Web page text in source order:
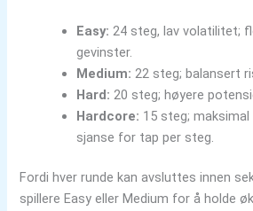
Easy: 24 steg, lav volatilitet;
gevinster.
Medium: 22 steg; balansert
Hard: 20 steg; høyere
Hardcore: 15 steg;
sjanse for tap per steg.
Fordi hver runde kan avsluttes innen
spillere Easy eller Medium for å holde